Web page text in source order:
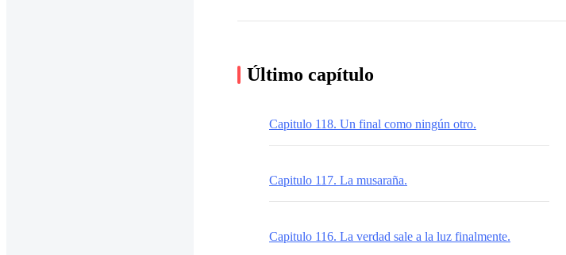
Último capítulo
Capitulo 118. Un final como ningún otro.
Capitulo 117. La musaraña.
Capitulo 116. La verdad sale a la luz finalmente.